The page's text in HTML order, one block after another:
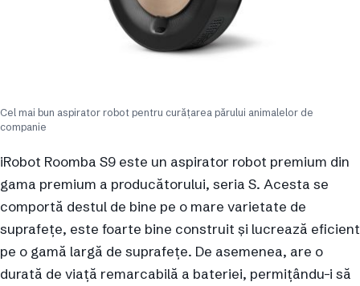
Cel mai bun aspirator robot pentru curățarea părului animalelor de
companie
iRobot Roomba S9 este un aspirator robot premium din
gama premium a producătorului, seria S. Acesta se
comportă destul de bine pe o mare varietate de
suprafețe, este foarte bine construit și lucrează eficient
pe o gamă largă de suprafețe. De asemenea, are o
durată de viață remarcabilă a bateriei, permițându-i să